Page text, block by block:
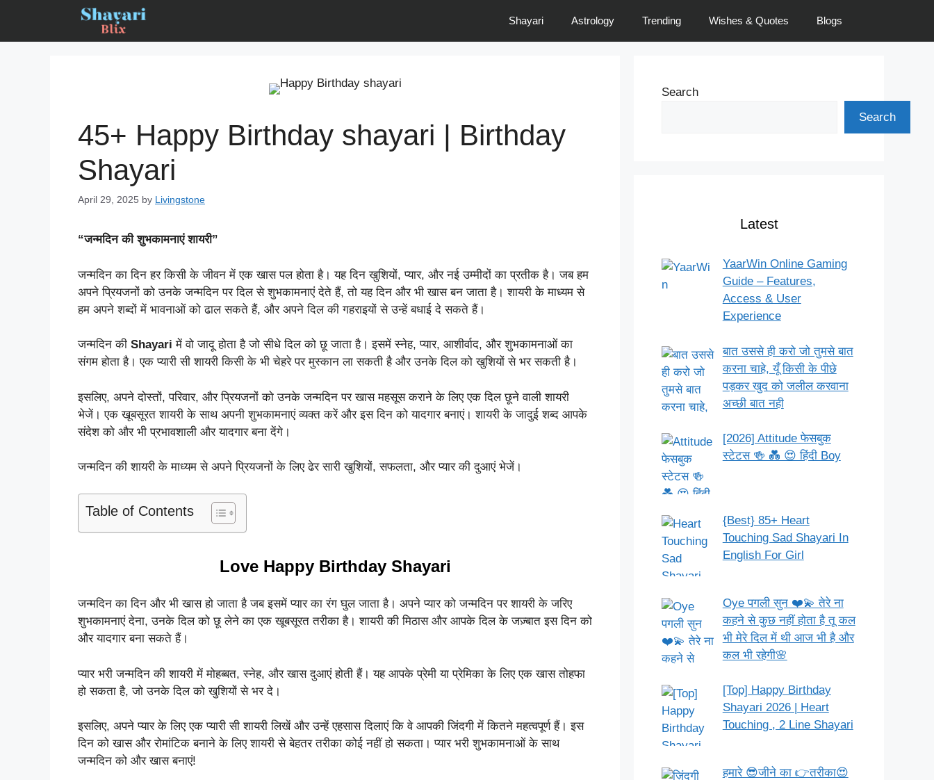
content
Shayari Astrology Trending Wishes & Quotes Blogs
45+ Happy Birthday shayari | Birthday
Shayari
April 29, 2025 by Livingstone
“जन्मदिन की शुभकामनाएं शायरी”
जन्मदिन का दिन हर किसी के जीवन में एक खास पल होता है। यह दिन खुशियों, प्यार, और नई उम्मीदों का प्रतीक है। जब हम
अपने प्रियजनों को उनके जन्मदिन पर दिल से शुभकामनाएं देते हैं, तो यह दिन और भी खास बन जाता है। शायरी के माध्यम से
हम अपने शब्दों में भावनाओं को ढाल सकते हैं, और अपने दिल की गहराइयों से उन्हें बधाई दे सकते हैं।
जन्मदिन की Shayari में वो जादू होता है जो सीधे दिल को छू जाता है। इसमें स्नेह, प्यार, आशीर्वाद, और शुभकामनाओं का
संगम होता है। एक प्यारी सी शायरी किसी के भी चेहरे पर मुस्कान ला सकती है और उनके दिल को खुशियों से भर सकती है।
इसलिए, अपने दोस्तों, परिवार, और प्रियजनों को उनके जन्मदिन पर खास महसूस कराने के लिए एक दिल छूने वाली शायरी
भेजें। एक खूबसूरत शायरी के साथ अपनी शुभकामनाएं व्यक्त करें और इस दिन को यादगार बनाएं। शायरी के जादुई शब्द आपके
संदेश को और भी प्रभावशाली और यादगार बना देंगे।
जन्मदिन की शायरी के माध्यम से अपने प्रियजनों के लिए ढेर सारी खुशियों, सफलता, और प्यार की दुआएं भेजें।
Table of Contents
Love Happy Birthday Shayari
जन्मदिन का दिन और भी खास हो जाता है जब इसमें प्यार का रंग घुल जाता है। अपने प्यार को जन्मदिन पर शायरी के जरिए
शुभकामनाएं देना, उनके दिल को छू लेने का एक खूबसूरत तरीका है। शायरी की मिठास और आपके दिल के जज़्बात इस दिन को
और यादगार बना सकते हैं।
प्यार भरी जन्मदिन की शायरी में मोहब्बत, स्नेह, और खास दुआएं होती हैं। यह आपके प्रेमी या प्रेमिका के लिए एक खास तोहफा
हो सकता है, जो उनके दिल को खुशियों से भर दे।
इसलिए, अपने प्यार के लिए एक प्यारी सी शायरी लिखें और उन्हें एहसास दिलाएं कि वे आपकी जिंदगी में कितने महत्वपूर्ण हैं। इस
दिन को खास और रोमांटिक बनाने के लिए शायरी से बेहतर तरीका कोई नहीं हो सकता। प्यार भरी शुभकामनाओं के साथ
जन्मदिन को और खास बनाएं!
Search
Search
Latest
YaarWin Online Gaming
Guide – Features,
Access & User
Experience
बात उससे ही करो जो तुमसे बात
करना चाहे, यूँ किसी के पीछे
पड़कर खुद को जलील करवाना
अच्छी बात नही
[2026] Attitude फेसबुक
स्टेटस 🍻 💑 😍 हिंदी Boy
{Best} 85+ Heart
Touching Sad Shayari In
English For Girl
Oye पगली सुन ❤️💫 तेरे ना
कहने से कुछ नहीं होता है तू कल
भी मेरे दिल में थी आज भी है और
कल भी रहेगी🌸
[Top] Happy Birthday
Shayari 2026 | Heart
Touching , 2 Line Shayari
हमारे 😎जीने का 👉तरीका😍